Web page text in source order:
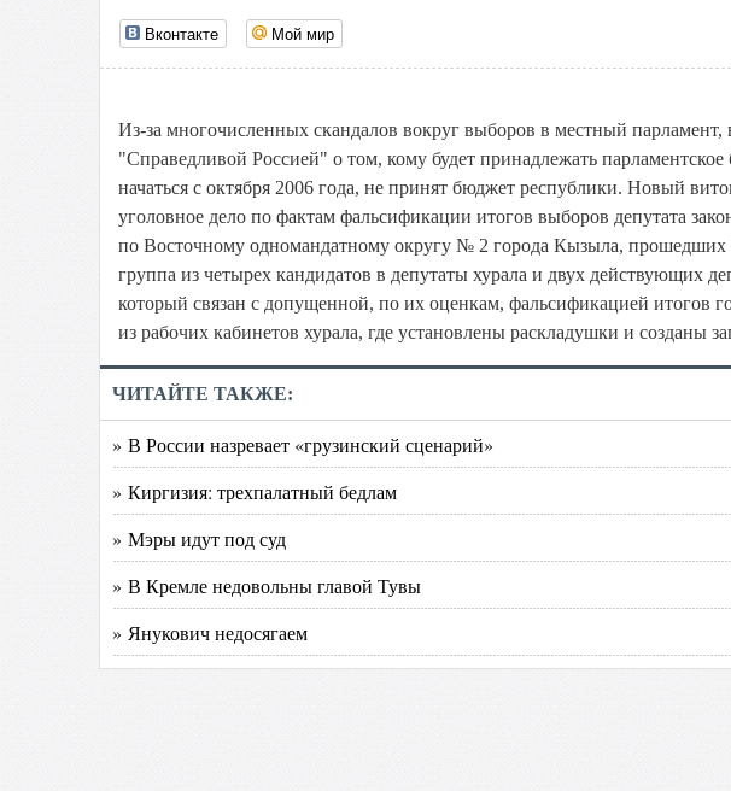
Вконтакте Мой мир
Из-за многочисленных скандалов вокруг выборов в местный парламент,
"Справедливой Россией" о том, кому будет принадлежать
начаться с октября 2006 года, не принят бюджет республики. Новый
уголовное дело по фактам фальсификации итогов выборов депутата
по Восточному одномандатному округу № 2 города Кызыла, прошедших
группа из четырех кандидатов в депутаты хурала и двух действующих
который связан с допущенной, по их оценкам, фальсификацией итогов
из рабочих кабинетов хурала, где установлены раскладушки и созданы
ЧИТАЙТЕ ТАКЖЕ:
» В России назревает «грузинский сценарий»
» Киргизия: трехпалатный бедлам
» Мэры идут под суд
» В Кремле недовольны главой Тувы
» Янукович недосягаем